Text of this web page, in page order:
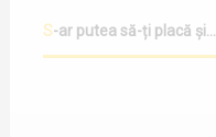
S-ar putea să-ți placă și...